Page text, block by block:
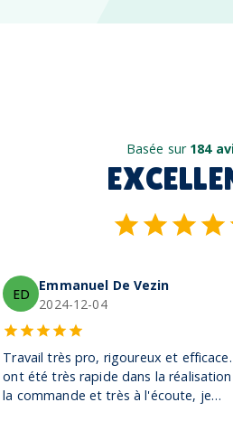
Basée sur 184
ED
Emmanuel De Vezin
2024-12-04
Travail très pro, rigoureux et efficace.
ont été très rapide dans la
la commande et très à l'écoute, je